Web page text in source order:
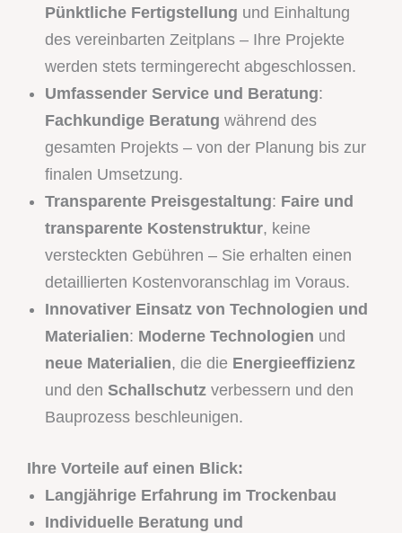
Pünktliche Fertigstellung und Einhaltung
des vereinbarten Zeitplans – Ihre Projekte
werden stets termingerecht abgeschlossen.
Umfassender Service und Beratung:
Fachkundige Beratung während des
gesamten Projekts – von der Planung bis zur
finalen Umsetzung.
Transparente Preisgestaltung: Faire und
transparente Kostenstruktur, keine
versteckten Gebühren – Sie erhalten einen
detaillierten Kostenvoranschlag im Voraus.
Innovativer Einsatz von Technologien und
Materialien: Moderne Technologien und
neue Materialien, die die Energieeffizienz
und den Schallschutz verbessern und den
Bauprozess beschleunigen.
Ihre Vorteile auf einen Blick:
Langjährige Erfahrung im Trockenbau
Individuelle Beratung und